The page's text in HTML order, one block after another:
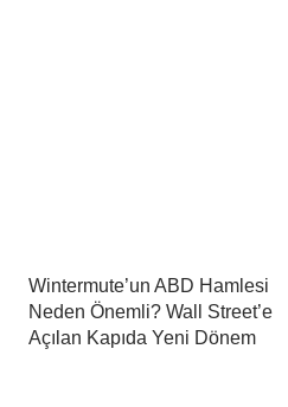
Wintermute’un ABD Hamlesi
Neden Önemli? Wall Street’e
Açılan Kapıda Yeni Dönem